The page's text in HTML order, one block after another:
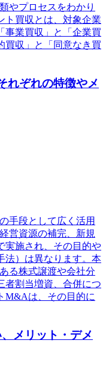
やプロセスをわかり
ト買収とは、対象企業
事業買収」と「企業買
買収」と「同意なき買
れぞれの特徴やメ
手段として広く活用
営資源の補完、新規
実施され、その目的や
法）は異なります。本
る株式譲渡や会社分
者割当増資、合併につ
M&Aは、その目的に
メリット・デメ